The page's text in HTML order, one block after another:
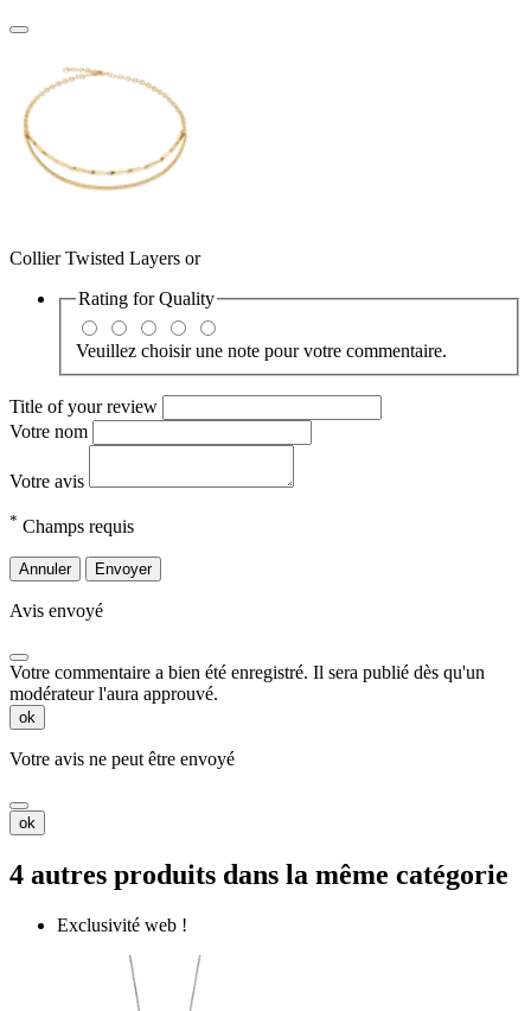
Collier Twisted Layers or
Rating forQuality
Veuillez choisir une note pour votre commentaire.
Title of your review
Votre nom
Votre avis
* Champs requis
Annuler Envoyer
Avis envoyé
Votre commentaire a bien été enregistré. Il sera publié dès qu'un
modérateur l'aura approuvé.
ok
Votre avis ne peut être envoyé
ok
4 autres produits dans la même catégorie
Exclusivité web !